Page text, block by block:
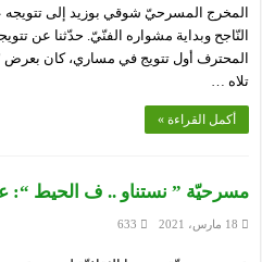
النّاجح وبداية مشواره الفنّيّ. حدّثنا عن
تلاه …
أكمل القراءة »
مسرحيّة ” نستناو .. ف الحيط “:
18 مارس، 2021 633